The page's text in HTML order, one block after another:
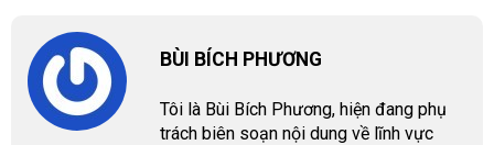
BÙI BÍCH PHƯƠNG
Tôi là Bùi Bích Phương, hiện đang phụ
trách biên soạn nội dung về lĩnh vực